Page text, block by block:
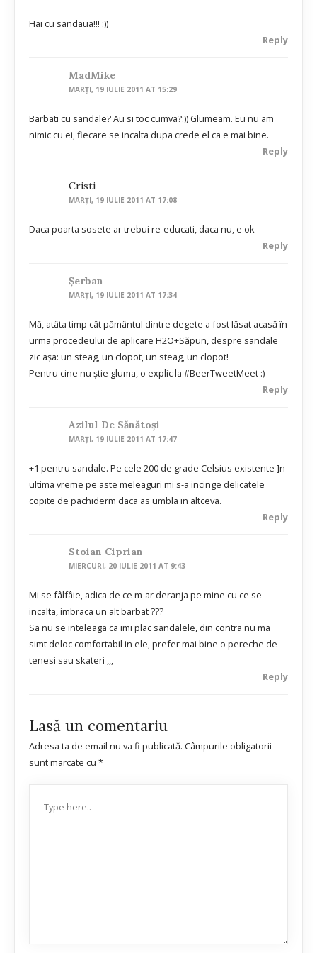
Hai cu sandaua!!! :))
Reply
MadMike
MARȚI, 19 IULIE 2011 AT 15:29
Barbati cu sandale? Au si toc cumva?:)) Glumeam. Eu nu am
nimic cu ei, fiecare se incalta dupa crede el ca e mai bine.
Reply
Cristi
MARȚI, 19 IULIE 2011 AT 17:08
Daca poarta sosete ar trebui re-educati, daca nu, e ok
Reply
Șerban
MARȚI, 19 IULIE 2011 AT 17:34
Mă, atâta timp cât pământul dintre degete a fost lăsat acasă în
urma procedeului de aplicare H2O+Săpun, despre sandale
zic așa: un steag, un clopot, un steag, un clopot!
Pentru cine nu știe gluma, o explic la #BeerTweetMeet :)
Reply
Azilul De Sănătoşi
MARȚI, 19 IULIE 2011 AT 17:47
+1 pentru sandale. Pe cele 200 de grade Celsius existente ]n
ultima vreme pe aste meleaguri mi s-a incinge delicatele
copite de pachiderm daca as umbla in altceva.
Reply
Stoian Ciprian
MIERCURI, 20 IULIE 2011 AT 9:43
Mi se fâlfâie, adica de ce m-ar deranja pe mine cu ce se
incalta, imbraca un alt barbat ???
Sa nu se inteleaga ca imi plac sandalele, din contra nu ma
simt deloc comfortabil in ele, prefer mai bine o pereche de
tenesi sau skateri ,,,
Reply
Lasă un comentariu
Adresa ta de email nu va fi publicată. Câmpurile obligatorii
sunt marcate cu *